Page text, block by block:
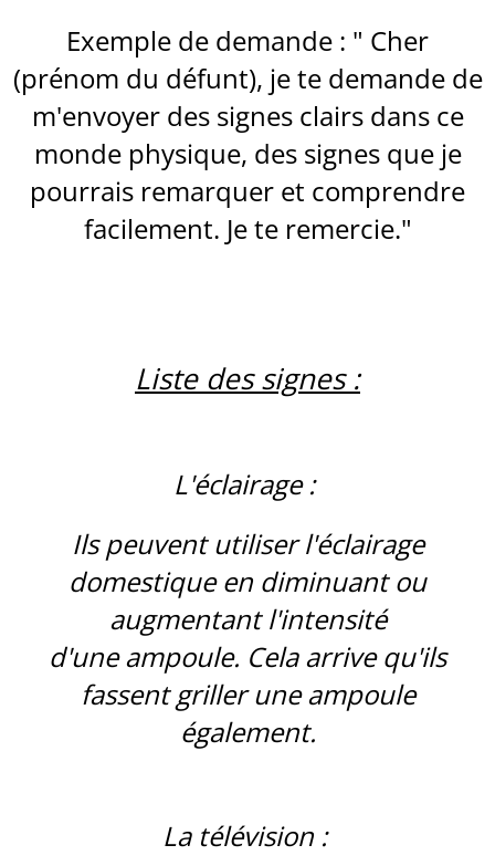
Exemple de demande : " Cher
(prénom du défunt), je te demande de
m'envoyer des signes clairs dans ce
monde physique, des signes que je
pourrais remarquer et comprendre
facilement. Je te remercie."
Liste des signes :
L'éclairage :
Ils peuvent utiliser l'éclairage
domestique en diminuant ou
augmentant l'intensité
d'une ampoule. Cela arrive qu'ils
fassent griller une ampoule
également.
La télévision :